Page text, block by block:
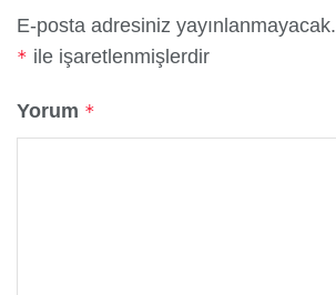
E-posta adresiniz yayınlanmayacak.
* ile işaretlenmişlerdir
Yorum *